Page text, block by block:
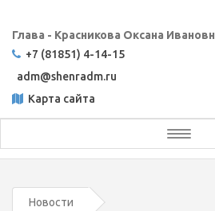
Глава - Красникова Оксана
+7 (81851) 4-14-15
adm@shenradm.ru
Карта сайта
Toggle
Новости